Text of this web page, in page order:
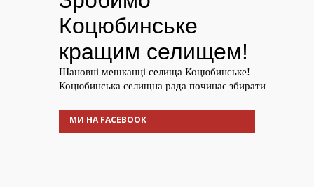
МИ НА FACEBOOK